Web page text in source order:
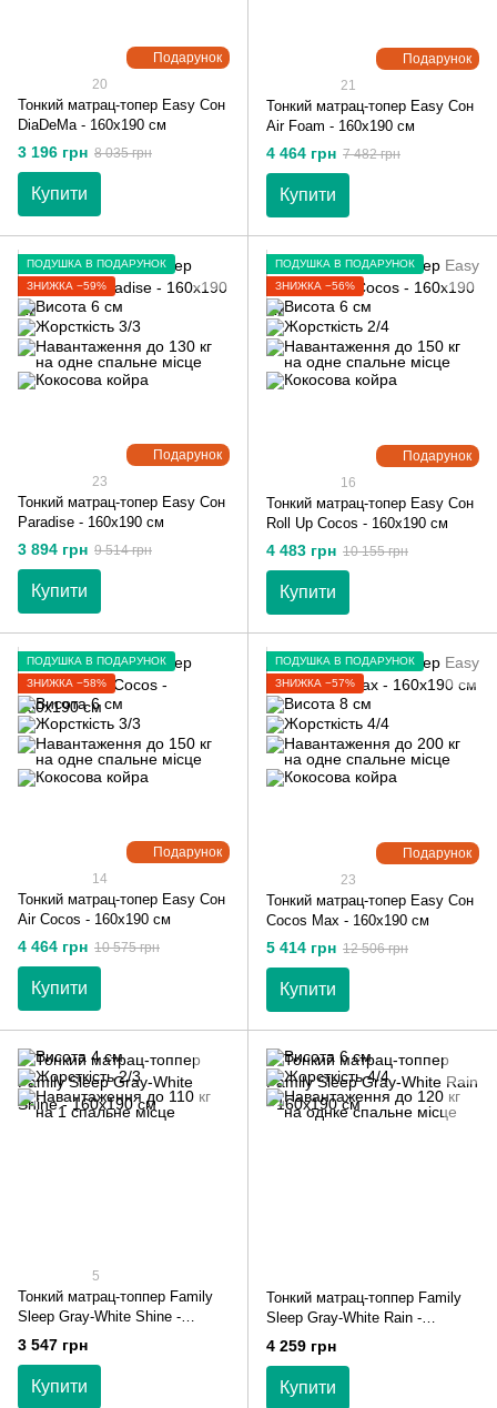
Подарунок
20
Тонкий матрац-топер Easy Сон
DiaDeMa - 160х190 см
3 196 грн 8 035 грн
Купити
Подарунок
21
Тонкий матрац-топер Easy Сон
Air Foam - 160х190 см
4 464 грн 7 482 грн
Купити
Подарунок
ПОДУШКА В ПОДАРУНОК
ЗНИЖКА −59%
23
Тонкий матрац-топер Easy Сон
Paradise - 160х190 см
3 894 грн 9 514 грн
Купити
Подарунок
ПОДУШКА В ПОДАРУНОК
ЗНИЖКА −56%
16
Тонкий матрац-топер Easy Сон
Roll Up Cocos - 160х190 см
4 483 грн 10 155 грн
Купити
Подарунок
ПОДУШКА В ПОДАРУНОК
ЗНИЖКА −58%
14
Тонкий матрац-топер Easy Сон
Air Cocos - 160х190 см
4 464 грн 10 575 грн
Купити
Подарунок
ПОДУШКА В ПОДАРУНОК
ЗНИЖКА −57%
23
Тонкий матрац-топер Easy Сон
Cocos Max - 160х190 см
5 414 грн 12 506 грн
Купити
5
Тонкий матрац-топпер Family
Sleep Gray-White Shine -
160х190 см
3 547 грн
Купити
Тонкий матрац-топпер Family
Sleep Gray-White Rain -
160х190 см
4 259 грн
Купити